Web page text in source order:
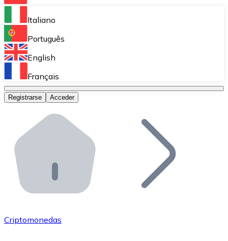
Bitnovo Ramp
Integra nuestra solución en tu plataforma.
Bitnovo Giftcards
Bitnovo OTC
Bitnovo ATM
Integra un ATM Bitnovo en tu negocio y permite que
Bitnovo API
Integra nuestra API en tu ecosistema.
Únete a nuestra red de distribuidores.
Italiano
Português
English
Français
Registrarse Acceder
Criptomonedas